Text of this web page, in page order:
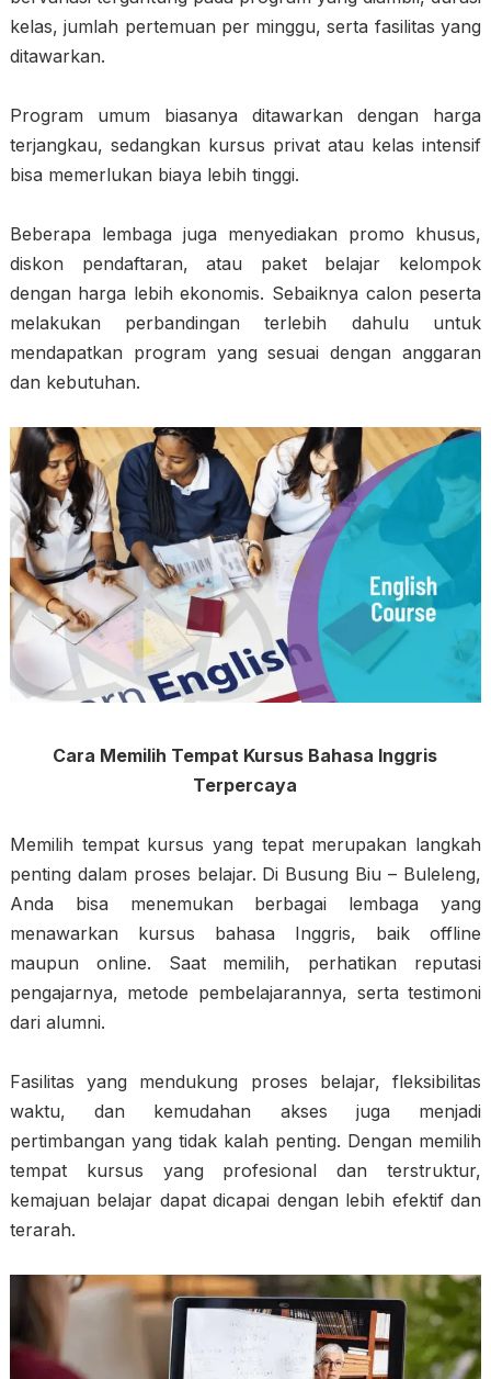
kelas, jumlah pertemuan per minggu, serta fasilitas yang
ditawarkan.
Program umum biasanya ditawarkan dengan harga
terjangkau, sedangkan kursus privat atau kelas intensif
bisa memerlukan biaya lebih tinggi.
Beberapa lembaga juga menyediakan promo khusus,
diskon pendaftaran, atau paket belajar kelompok
dengan harga lebih ekonomis. Sebaiknya calon peserta
melakukan perbandingan terlebih dahulu untuk
mendapatkan program yang sesuai dengan anggaran
dan kebutuhan.
Cara Memilih Tempat Kursus Bahasa Inggris
Terpercaya
Memilih tempat kursus yang tepat merupakan langkah
penting dalam proses belajar. Di Busung Biu – Buleleng,
Anda bisa menemukan berbagai lembaga yang
menawarkan kursus bahasa Inggris, baik offline
maupun online. Saat memilih, perhatikan reputasi
pengajarnya, metode pembelajarannya, serta testimoni
dari alumni.
Fasilitas yang mendukung proses belajar, fleksibilitas
waktu, dan kemudahan akses juga menjadi
pertimbangan yang tidak kalah penting. Dengan memilih
tempat kursus yang profesional dan terstruktur,
kemajuan belajar dapat dicapai dengan lebih efektif dan
terarah.